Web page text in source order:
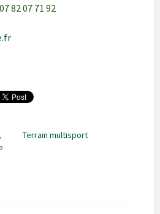
82 07 71 92
Terrain multisport